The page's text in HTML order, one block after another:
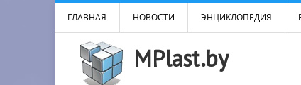
ГЛАВНАЯ НОВОСТИ ЭНЦИКЛОПЕДИЯ
MPlast.by